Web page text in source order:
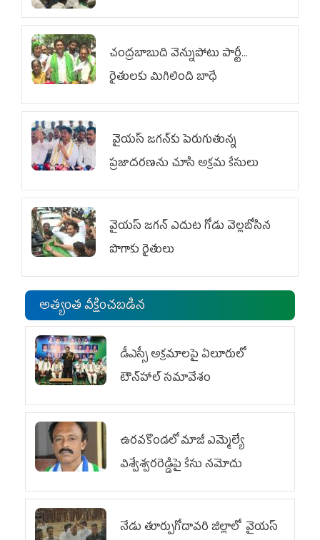
చంద్రబాబుది వెన్నుపోటు పార్టీ...
రైతులకు మిగిలింది బాధే
వైయ‌స్ జగన్‌కు పెరుగుతున్న
ప్రజాదరణను చూసి అక్రమ కేసులు
వైయ‌స్‌ జగన్ ఎదుట గోడు వెల్లబోసిన
పొగాకు రైతులు
అత్యంత వీక్షించబడిన
డీఎస్సీ అక్రమాలపై ఏలూరులో
టౌన్‌హాల్ సమావేశం
ఉరవకొండలో మాజీ ఎమ్మెల్యే
విశ్వేశ్వరరెడ్డిపై కేసు న‌మోదు
నేడు తూర్పుగోదావరి జిల్లాలో వైయస్‌